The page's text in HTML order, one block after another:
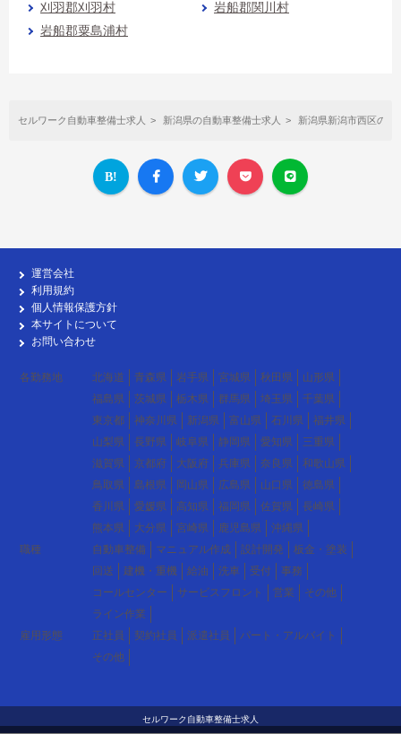
刈羽郡刈羽村
岩船郡関川村
岩船郡粟島浦村
セルワーク自動車整備士求人 新潟県の自動車整備士求人 新潟県新潟市西区の自
運営会社
利用規約
個人情報保護方針
本サイトについて
お問い合わせ
各勤務地 北海道 青森県 岩手県 宮城県 秋田県
山形県
福島県
茨城県 栃木県 群馬県 埼玉県
千葉県
東京都
神奈川県 新潟県 富山県 石川県
福井県
山梨県
長野県 岐阜県 静岡県 愛知県
三重県
滋賀県
京都府 大阪府 兵庫県 奈良県
和歌山県
鳥取県
島根県 岡山県 広島県 山口県
徳島県
香川県
愛媛県 高知県 福岡県 佐賀県
長崎県
熊本県
大分県 宮崎県 鹿児島県
沖縄県
職種
自動車整備 マニュアル作成 設計開発
板金・塗装
回送
建機・重機 給油 洗車 受付
事務
コールセンター
サービスフロント 営業
その他
ライン作業
雇用形態
正社員 契約社員 派遣社員
パート・アルバイト
その他
セルワーク自動車整備士求人